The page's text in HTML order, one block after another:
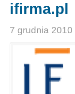
ifirma.pl
7 grudnia 2010